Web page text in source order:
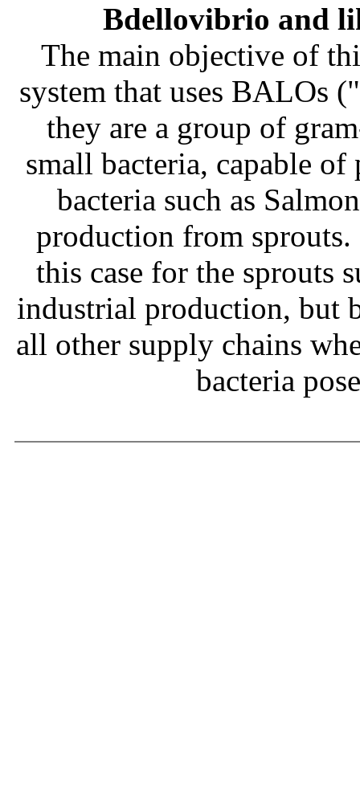
Bdellovibrio and
The main objective of
system that uses BALOs
they are a group of
small bacteria, capable
bacteria such as
production from
this case for the sprouts
industrial production, but
all other supply chains
bacteria